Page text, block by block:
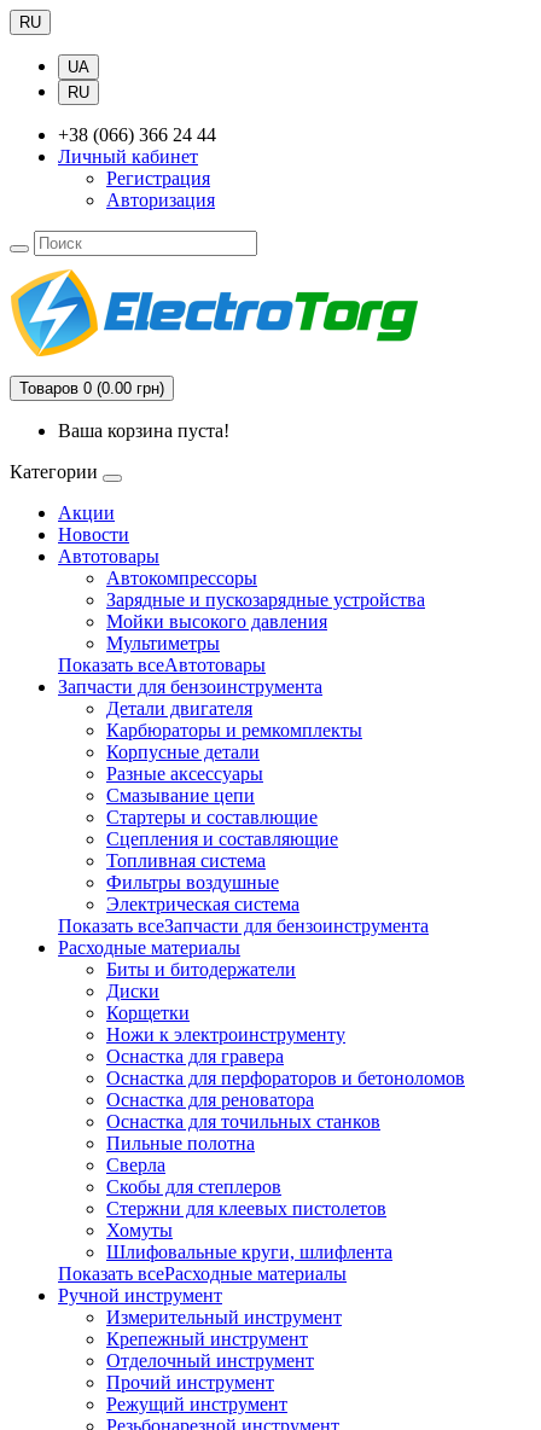
RU
UA
RU
+38 (066) 366 24 44
Личный кабинет
Регистрация
Авторизация
Товаров 0 (0.00 грн)
Ваша корзина пуста!
Категории
Акции
Новости
Автотовары
Автокомпрессоры
Зарядные и пускозарядные устройства
Мойки высокого давления
Мультиметры
Показать всеАвтотовары
Запчасти для бензоинструмента
Детали двигателя
Карбюраторы и ремкомплекты
Корпусные детали
Разные аксессуары
Смазывание цепи
Стартеры и составлющие
Сцепления и составляющие
Топливная система
Фильтры воздушные
Электрическая система
Показать всеЗапчасти для бензоинструмента
Расходные материалы
Биты и битодержатели
Диски
Корщетки
Ножи к электроинструменту
Оснастка для гравера
Оснастка для перфораторов и бетоноломов
Оснастка для реноватора
Оснастка для точильных станков
Пильные полотна
Сверла
Скобы для степлеров
Стержни для клеевых пистолетов
Хомуты
Шлифовальные круги, шлифлента
Показать всеРасходные материалы
Ручной инструмент
Измерительный инструмент
Крепежный инструмент
Отделочный инструмент
Прочий инструмент
Режущий инструмент
Резьбонарезной инструмент